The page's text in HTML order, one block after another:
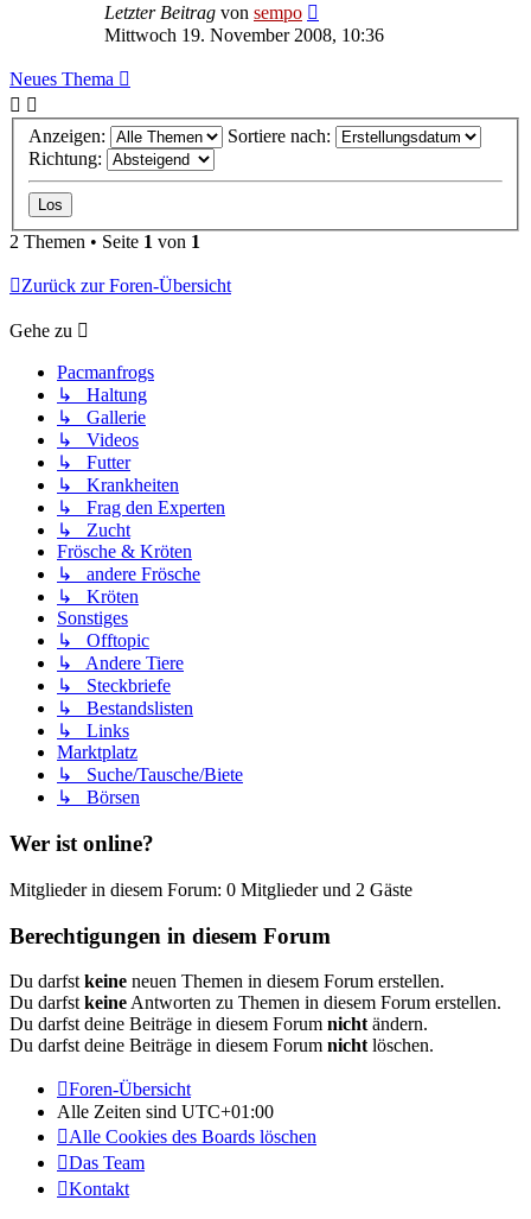
Letzter Beitrag von sempo
Mittwoch 19. November 2008, 10:36
Neues Thema
Anzeigen:
Sortiere nach:
Richtung:
2 Themen • Seite 1 von 1
Zurück zur Foren-Übersicht
Gehe zu
Pacmanfrogs
↳ Haltung
↳ Gallerie
↳ Videos
↳ Futter
↳ Krankheiten
↳ Frag den Experten
↳ Zucht
Frösche & Kröten
↳ andere Frösche
↳ Kröten
Sonstiges
↳ Offtopic
↳ Andere Tiere
↳ Steckbriefe
↳ Bestandslisten
↳ Links
Marktplatz
↳ Suche/Tausche/Biete
↳ Börsen
Wer ist online?
Mitglieder in diesem Forum: 0 Mitglieder und 2 Gäste
Berechtigungen in diesem Forum
Du darfst keine neuen Themen in diesem Forum erstellen.
Du darfst keine Antworten zu Themen in diesem Forum erstellen.
Du darfst deine Beiträge in diesem Forum nicht ändern.
Du darfst deine Beiträge in diesem Forum nicht löschen.
Foren-Übersicht
Alle Zeiten sind UTC+01:00
Alle Cookies des Boards löschen
Das Team
Kontakt